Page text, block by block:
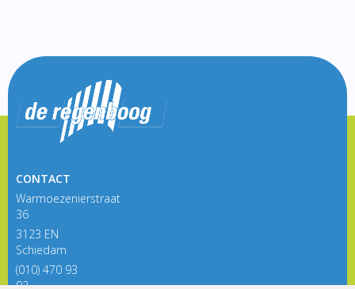
CONTACT
Warmoezenierstraat
36
3123 EN
Schiedam
(010) 470 93
92